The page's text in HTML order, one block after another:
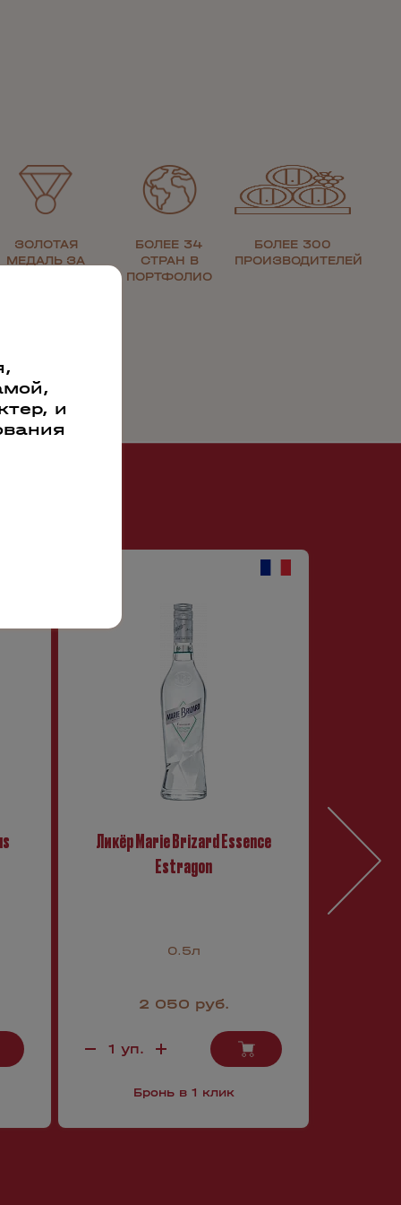
ЗОЛОТАЯ
МЕДАЛЬ ЗА
БОЛЕЕ 34
СТРАН В
ПОРТФОЛИО
БОЛЕЕ 300
ПРОИЗВОДИТЕЛЕЙ
Ликёр Marie Brizard Essence
Estragon
0.5л
2 050 руб.
Бронь в 1 клик
Ликёр
и